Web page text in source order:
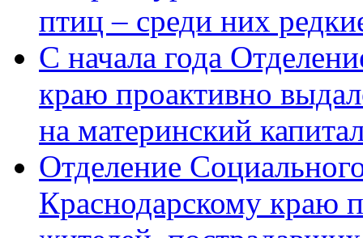
птиц – среди них
С начала года
краю проактивно
на материнский
Отделение
Краснодарскому краю